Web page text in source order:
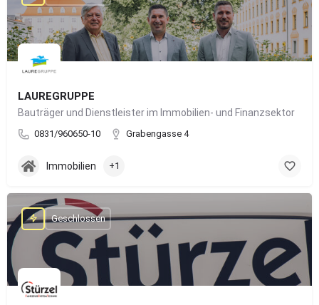
LAUREGRUPPE
Bauträger und Dienstleister im Immobilien- und Finanzsektor
0831/960650-10 Grabengasse 4
Immobilien +1
Geschlossen